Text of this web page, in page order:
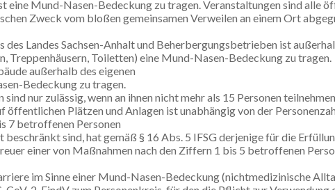
eine Mund-Nasen-Bedeckung zu tragen. Veranstaltungen sind
Zweck vom bloßen gemeinsamen Verweilen an einem Ort
Landes Sachsen-Anhalt und Beherbergungsbetrieben ist
Treppenhäusern, Toiletten) eine Mund-Nasen-Bedeckung zu tragen.
außerhalb des eigenen
Bedeckung zu tragen.
nur zulässig, wenn an ihnen nicht mehr als 15 Personen
Plätzen und Anlagen ist unabhängig von der
7 betroffenen Personen
sind, hat gemäß § 16 Abs. 5 IFSG derjenige für die
einer von Maßnahmen nach den Ziffern 1 bis 5 betroffenen
im Sinne einer Mund-Nasen-Bedeckung (nichtmedizinische